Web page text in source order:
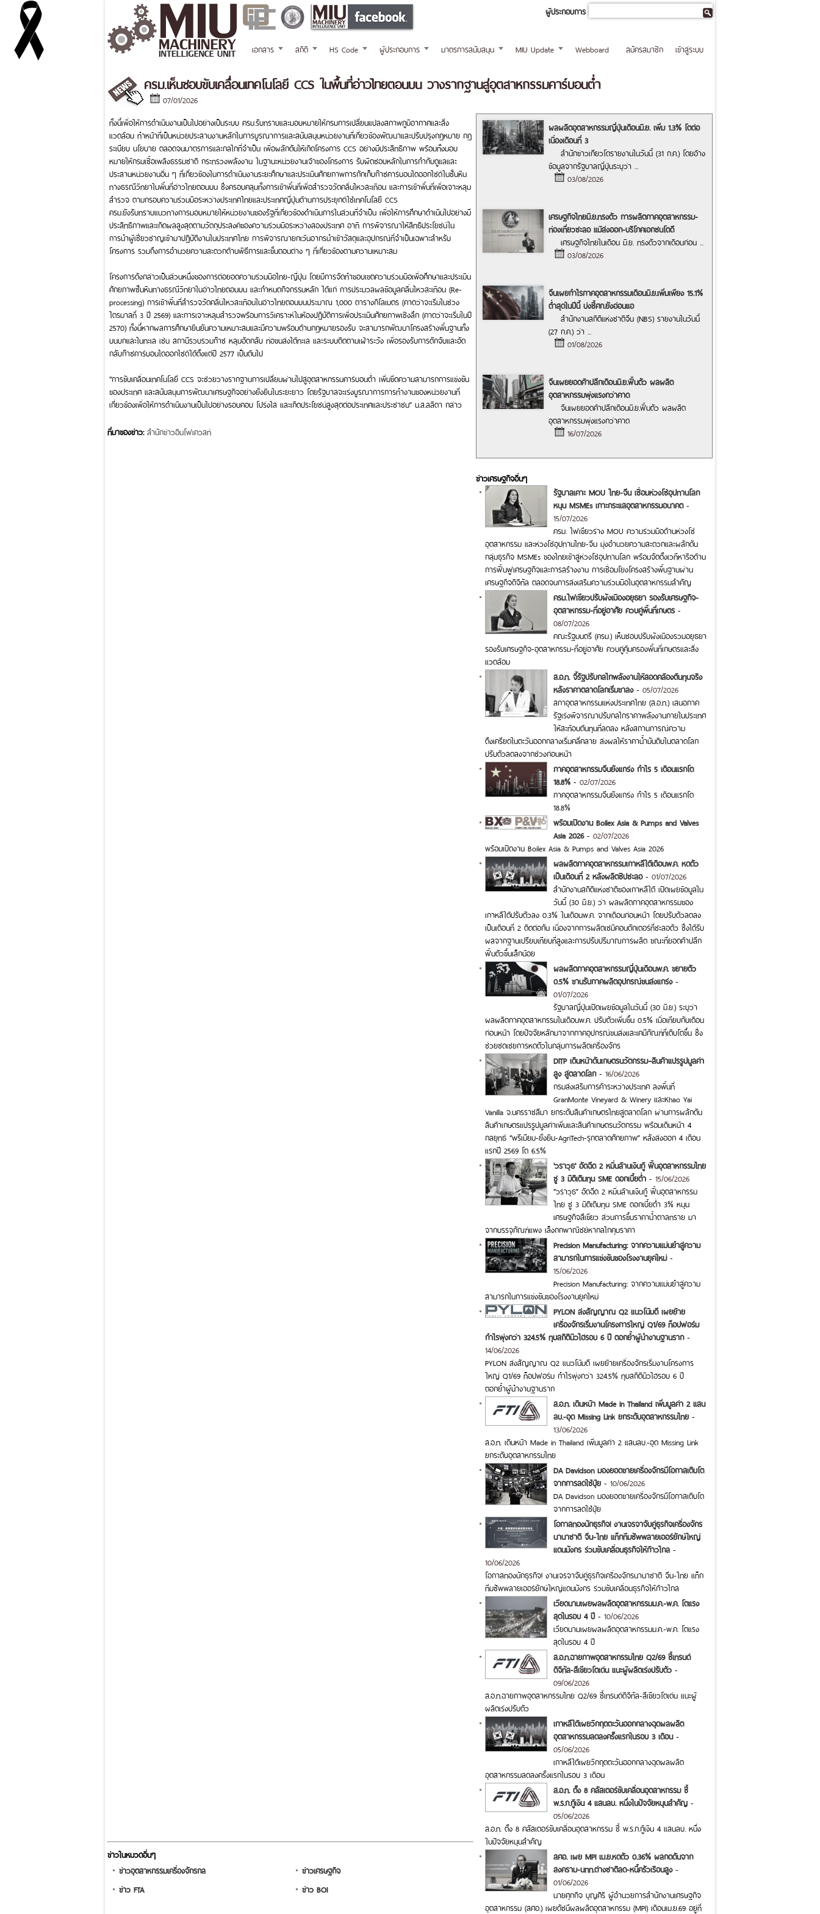
ผู้ประกอบการ
เอกสาร สถิติ HS Code ผู้ประกอบการ มาตรการสนับสนุน MIU Update Webboard เข้าสู่ระบบ
สมัครสมาชิก
ครม.เห็นชอบขับเคลื่อนเทคโนโลยี CCS ในพื้นที่อ่าวไทยตอนบน วางรากฐานสู่อุตสาหกรรมคาร์บอนต่ำ
07/01/2026
ทั้งนี้เพื่อให้การดำเนินงานเป็นไปอย่างเป็นระบบ ครม.รับทราบและมอบหมายให้กรมการเปลี่ยนแปลงสภาพภูมิอากาศและสิ่ง
แวดล้อม ทำหน้าที่เป็นหน่วยประสานงานหลักในการบูรณาการและสนับสนุนหน่วยงานที่เกี่ยวข้องพัฒนาและปรับปรุงกฎหมาย กฎ
ระเบียบ นโยบาย ตลอดจนมาตรการและกลไกที่จำเป็น เพื่อผลักดันให้เกิดโครงการ CCS อย่างมีประสิทธิภาพ พร้อมทั้งมอบ
หมายให้กรมเชื้อเพลิงธรรมชาติ กระทรวงพลังงาน ในฐานะหน่วยงานเจ้าของโครงการ รับผิดชอบหลักในการกำกับดูแลและ
ประสานหน่วยงานอื่น ๆ ที่เกี่ยวข้องในการดำเนินงานระยะศึกษาและประเมินศักยภาพการกักเก็บก๊าซคาร์บอนไดออกไซด์ในชั้นหิน
ทางธรณีวิทยาในพื้นที่อ่าวไทยตอนบน ซึ่งครอบคลุมทั้งการเข้าพื้นที่เพื่อสำรวจวัดคลื่นไหวสะเทือน และการเข้าพื้นที่เพื่อเจาะหลุม
สำรวจ ตามกรอบความร่วมมือระหว่างประเทศไทยและประเทศญี่ปุ่นด้านการประยุกต์ใช้เทคโนโลยี CCS
ครม.ยังรับทราบแนวทางการมอบหมายให้หน่วยงานของรัฐที่เกี่ยวข้องดำเนินการในส่วนที่จำเป็น เพื่อให้การศึกษาดำเนินไปอย่างมี
ประสิทธิภาพและเกิดผลสูงสุดตามวัตถุประสงค์ของความร่วมมือระหว่างสองประเทศ อาทิ การพิจารณาให้สิทธิประโยชน์ใน
การนำผู้เชี่ยวชาญเข้ามาปฏิบัติงานในประเทศไทย การพิจารณายกเว้นอากรนำเข้าวัสดุและอุปกรณ์ที่จำเป็นเฉพาะสำหรับ
โครงการ รวมถึงการอำนวยความสะดวกด้านพิธีการและขั้นตอนต่าง ๆ ที่เกี่ยวข้องตามความเหมาะสม
โครงการดังกล่าวเป็นส่วนหนึ่งของการต่อยอดความร่วมมือไทย-ญี่ปุ่น โดยมีการจัดทำขอบเขตความร่วมมือเพื่อศึกษาและประเมิน
ศักยภาพชั้นหินทางธรณีวิทยาในอ่าวไทยตอนบน และกำหนดกิจกรรมหลัก ได้แก่ การประมวลผลข้อมูลคลื่นไหวสะเทือน (Re-
processing) การเข้าพื้นที่สำรวจวัดคลื่นไหวสะเทือนในอ่าวไทยตอนบนประมาณ 1,000 ตารางกิโลเมตร (คาดว่าจะเริ่มในช่วง
ไตรมาสที่ 3 ปี 2569) และการเจาะหลุมสำรวจพร้อมการวิเคราะห์ในห้องปฏิบัติการเพื่อประเมินศักยภาพเชิงลึก (คาดว่าจะเริ่มในปี
2570) ทั้งนี้หากผลการศึกษายืนยันความเหมาะสมและมีความพร้อมด้านกฎหมายรองรับ จะสามารถพัฒนาโครงสร้างพื้นฐานทั้ง
บนบกและในทะเล เช่น สถานีรวบรวมก๊าซ หลุมอัดกลับ ท่อขนส่งใต้ทะเล และระบบติดตามเฝ้าระวัง เพื่อรองรับการดักจับและอัด
กลับก๊าซคาร์บอนไดออกไซด์ได้ตั้งแต่ปี 2577 เป็นต้นไป
“การขับเคลื่อนเทคโนโลยี CCS จะช่วยวางรากฐานการเปลี่ยนผ่านไปสู่อุตสาหกรรมคาร์บอนต่ำ เพิ่มขีดความสามารถการแข่งขัน
ของประเทศ และสนับสนุนการพัฒนาเศรษฐกิจอย่างยั่งยืนในระยะยาว โดยรัฐบาลจะเร่งบูรณาการการทำงานของหน่วยงานที่
เกี่ยวข้องเพื่อให้การดำเนินงานเป็นไปอย่างรอบคอบ โปร่งใส และเกิดประโยชน์สูงสุดต่อประเทศและประชาชน” น.ส.ลลิดา กล่าว
ที่มาของข่าว: สำนักข่าวอินโฟเควสท์
ผลผลิตอุตสาหกรรมญี่ปุ่นเดือนมิ.ย. เพิ่ม 1.3% โตต่อ
เนื่องเดือนที่ 3
สำนักข่าวเกียวโดรายงานในวันนี้ (31 ก.ค.) โดยอ้าง
ข้อมูลจากรัฐบาลญี่ปุ่นระบุว่า ...
03/08/2026
เศรษฐกิจไทยมิ.ย.ทรงตัว การผลิตภาคอุตสาหกรรม-
ท่องเที่ยวชะลอ แม้ส่งออก-บริโภคเอกชนโตดี
เศรษฐกิจไทยในเดือน มิ.ย. ทรงตัวจากเดือนก่อน ...
03/08/2026
จีนเผยกำไรภาคอุตสาหกรรมเดือนมิ.ย.เพิ่มเพียง 15.1%
ต่ำสุดในปีนี้ บ่งชี้ศก.ยังอ่อนแอ
สำนักงานสถิติแห่งชาติจีน (NBS) รายงานในวันนี้
(27 ก.ค.) ว่า ...
01/08/2026
จีนเผยยอดค้าปลีกเดือนมิ.ย.ฟื้นตัว ผลผลิต
อุตสาหกรรมพุ่งแรงกว่าคาด
จีนเผยยอดค้าปลีกเดือนมิ.ย.ฟื้นตัว ผลผลิต
อุตสาหกรรมพุ่งแรงกว่าคาด
16/07/2026
ข่าวเศรษฐกิจอื่นๆ
รัฐบาลเคาะ MOU ไทย-จีน เชื่อมห่วงโซ่อุปทานโลก
หนุน MSMEs เกาะกระแสอุตสาหกรรมอนาคต-
15/07/2026
ครม. ไฟเขียวร่าง MOU ความร่วมมือด้านห่วงโซ่
อุตสาหกรรม และห่วงโซ่อุปทานไทย-จีน มุ่งอำนวยความสะดวกและผลักดัน
กลุ่มธุรกิจ MSMEs ของไทยเข้าสู่ห่วงโซ่อุปทานโลก พร้อมจัดตั้งเวทีหารือด้าน
การฟื้นฟูเศรษฐกิจและการสร้างงาน การเชื่อมโยงโครงสร้างพื้นฐานผ่าน
เศรษฐกิจดิจิทัล ตลอดจนการส่งเสริมความร่วมมือในอุตสาหกรรมสำคัญ
ครม.ไฟเขียวปรับผังเมืองอยุธยา รองรับเศรษฐกิจ-
อุตสาหกรรม-ที่อยู่อาศัย ควบคู่พื้นที่เกษตร -
08/07/2026
คณะรัฐมนตรี (ครม.) เห็นชอบปรับผังเมืองรวมอยุธยา
รองรับเศรษฐกิจ-อุตสาหกรรม-ที่อยู่อาศัย ควบคู่คุ้มครองพื้นที่เกษตรและสิ่ง
แวดล้อม
ส.อ.ท. จี้รัฐปรับกลไกพลังงานให้สอดคล้องต้นทุนจริง
หลังราคาตลาดโลกเริ่มขาลง- 05/07/2026
สภาอุตสาหกรรมแห่งประเทศไทย (ส.อ.ท.) เสนอภาค
รัฐเร่งพิจารณาปรับกลไกราคาพลังงานภายในประเทศ
ให้สะท้อนต้นทุนที่ลดลง หลังสถานการณ์ความ
ตึงเครียดในตะวันออกกลางเริ่มคลี่คลาย ส่งผลให้ราคาน้ำมันดิบในตลาดโลก
ปรับตัวลดลงจากช่วงก่อนหน้า
ภาคอุตสาหกรรมจีนยังแกร่ง กำไร 5 เดือนแรกโต
18.8% - 02/07/2026
ภาคอุตสาหกรรมจีนยังแกร่ง กำไร 5 เดือนแรกโต
18.8%
พร้อมเปิดงาน Boilex Asia & Pumps and Valves
Asia 2026- 02/07/2026
พร้อมเปิดงาน Boilex Asia & Pumps and Valves Asia 2026
ผลผลิตภาคอุตสาหกรรมเกาหลีใต้เดือนพ.ค. หดตัว
เป็นเดือนที่ 2 หลังผลิตชิปชะลอ- 01/07/2026
สำนักงานสถิติแห่งชาติของเกาหลีใต้ เปิดเผยข้อมูลใน
วันนี้ (30 มิ.ย.) ว่า ผลผลิตภาคอุตสาหกรรมของ
เกาหลีใต้ปรับตัวลง 0.3% ในเดือนพ.ค. จากเดือนก่อนหน้า โดยปรับตัวลดลง
เป็นเดือนที่ 2 ติดต่อกัน เนื่องจากการผลิตเซมิคอนดักเตอร์ที่ชะลอตัว ซึ่งได้รับ
ผลจากฐานเปรียบเทียบที่สูงและการปรับปริมาณการผลิต ขณะที่ยอดค้าปลีก
ฟื้นตัวขึ้นเล็กน้อย
ผลผลิตภาคอุตสาหกรรมญี่ปุ่นเดือนพ.ค. ขยายตัว
0.5% ขานรับภาคผลิตอุปกรณ์ขนส่งแกร่ง-
01/07/2026
รัฐบาลญี่ปุ่นเปิดเผยข้อมูลในวันนี้ (30 มิ.ย.) ระบุว่า
ผลผลิตภาคอุตสาหกรรมในเดือนพ.ค. ปรับตัวเพิ่มขึ้น 0.5% เมื่อเทียบกับเดือน
ก่อนหน้า โดยปัจจัยหลักมาจากภาคอุปกรณ์ขนส่งและเคมีภัณฑ์ที่เติบโตขึ้น ซึ่ง
ช่วยชดเชยการหดตัวในกลุ่มการผลิตเครื่องจักร
DITP เดินหน้าดันเกษตรนวัตกรรม–สินค้าแปรรูปมูลค่า
สูง สู่ตลาดโลก- 16/06/2026
กรมส่งเสริมการค้าระหว่างประเทศ ลงพื้นที่
GranMonte Vineyard & Winery และKhao Yai
Vanilla จ.นครราชสีมา ยกระดับสินค้าเกษตรไทยสู่ตลาดโลก ผ่านการผลักดัน
สินค้าเกษตรแปรรูปมูลค่าเพิ่มและสินค้าเกษตรนวัตกรรม พร้อมเดินหน้า 4
กลยุทธ์ “พรีเมียม-ยั่งยืน-AgriTech-รุกตลาดศักยภาพ” หลังส่งออก 4 เดือน
แรกปี 2569 โต 6.5%
'วราวุธ' อัดฉีด 2 หมื่นล้านเงินกู้ ฟื้นอุตสาหกรรมไทย
ชู 3 มิติเติมทุน SME ดอกเบี้ยต่ำ - 15/06/2026
“วราวุธ” อัดฉีด 2 หมื่นล้านเงินกู้ ฟื้นอุตสาหกรรม
ไทย ชู 3 มิติเติมทุน SME ดอกเบี้ยต่ำ 3% หนุน
เศรษฐกิจสีเขียว ส่วนการขึ้นราคาน้ำตาลทราย มา
จากบรรจุภัณฑ์แพง เล็งถกพาณิชย์หากลไกคุมราคา
Precision Manufacturing: จากความแม่นยำสู่ความ
สามารถในการแข่งขันของโรงงานยุคใหม่-
15/06/2026
Precision Manufacturing: จากความแม่นยำสู่ความ
สามารถในการแข่งขันของโรงงานยุคใหม่
PYLON ส่งสัญญาณ Q2 แนวโน้มดี เผยย้าย
เครื่องจักรเริ่มงานโครงการใหญ่ Q1/69 ท็อปฟอร์ม
กำไรพุ่งกว่า 324.5% ทุบสถิตินิวไฮรอบ 6 ปี ตอกย้ำผู้นำงานฐานราก-
14/06/2026
PYLON ส่งสัญญาณ Q2 แนวโน้มดี เผยย้ายเครื่องจักรเริ่มงานโครงการ
ใหญ่ Q1/69 ท็อปฟอร์ม กำไรพุ่งกว่า 324.5% ทุบสถิตินิวไฮรอบ 6 ปี
ตอกย้ำผู้นำงานฐานราก
ส.อ.ท. เดินหน้า Made in Thailand เพิ่มมูลค่า 2 แสน
ลบ.-อุด Missing Link ยกระดับอุตสาหกรรมไทย -
13/06/2026
ส.อ.ท. เดินหน้า Made in Thailand เพิ่มมูลค่า 2 แสนลบ.-อุด Missing Link
ยกระดับอุตสาหกรรมไทย
DA Davidson มองยอดขายเครื่องจักรมีโอกาสเติบโต
จากการลดใช้ปุ๋ย - 10/06/2026
DA Davidson มองยอดขายเครื่องจักรมีโอกาสเติบโต
จากการลดใช้ปุ๋ย
โอกาสทองนักธุรกิจ! งานเจรจาจับคู่ธุรกิจเครื่องจักร
นานาชาติ จีน-ไทย แท็กทีมซัพพลายเออร์ยักษ์ใหญ่
แดนมังกร ร่วมขับเคลื่อนธุรกิจให้ก้าวไกล -
10/06/2026
โอกาสทองนักธุรกิจ! งานเจรจาจับคู่ธุรกิจเครื่องจักรนานาชาติ จีน-ไทย แท็ก
ทีมซัพพลายเออร์ยักษ์ใหญ่แดนมังกร ร่วมขับเคลื่อนธุรกิจให้ก้าวไกล
เวียดนามเผยผลผลิตอุตสาหกรรมม.ค.-พ.ค. โตแรง
สุดในรอบ 4 ปี- 10/06/2026
เวียดนามเผยผลผลิตอุตสาหกรรมม.ค.-พ.ค. โตแรง
สุดในรอบ 4 ปี
ส.อ.ท.ฉายภาพอุตสาหกรรมไทย Q2/69 ชี้เทรนด์
ดิจิทัล-สีเขียวโตเด่น แนะผู้ผลิตเร่งปรับตัว -
09/06/2026
ส.อ.ท.ฉายภาพอุตสาหกรรมไทย Q2/69 ชี้เทรนด์ดิจิทัล-สีเขียวโตเด่น แนะผู้
ผลิตเร่งปรับตัว
เกาหลีใต้เผยวิกฤตตะวันออกกลางฉุดผลผลิต
อุตสาหกรรมลดลงครั้งแรกในรอบ 3 เดือน-
05/06/2026
เกาหลีใต้เผยวิกฤตตะวันออกกลางฉุดผลผลิต
อุตสาหกรรมลดลงครั้งแรกในรอบ 3 เดือน
ส.อ.ท. ตั้ง 8 คลัสเตอร์ขับเคลื่อนอุตสาหกรรม ชี้
พ.ร.ก.กู้เงิน 4 แสนลบ. หนึ่งในปัจจัยหนุนสำคัญ -
05/06/2026
ส.อ.ท. ตั้ง 8 คลัสเตอร์ขับเคลื่อนอุตสาหกรรม ชี้ พ.ร.ก.กู้เงิน 4 แสนลบ. หนึ่ง
ในปัจจัยหนุนสำคัญ
สศอ. เผย MPI เม.ย.หดตัว 0.36% ผลกดดันจาก
สงคราม-นทท.ต่างชาติลด-หนี้ครัวเรือนสูง-
01/06/2026
นายศุภกิจ บุญศิริ ผู้อำนวยการสำนักงานเศรษฐกิจ
อุตสาหกรรม (สศอ.) เผยดัชนีผลผลิตอุตสาหกรรม (MPI) เดือนเม.ย.69 อยู่ที่
ข่าวในหมวดอื่นๆ
ข่าวอุตสาหกรรมเครื่องจักรกล
ข่าวเศรษฐกิจ
ข่าว FTA
ข่าว BOI